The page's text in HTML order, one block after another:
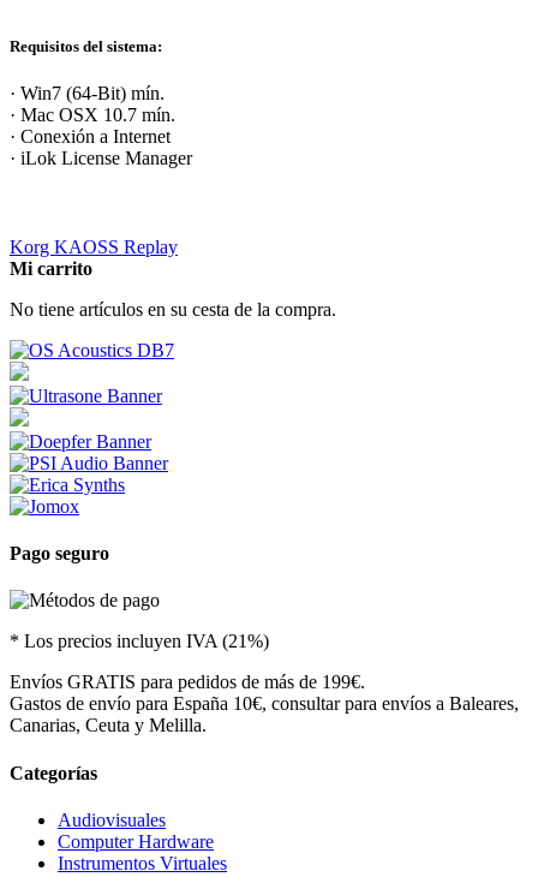
Requisitos del sistema:
· Win7 (64-Bit) mín.
· Mac OSX 10.7 mín.
· Conexión a Internet
· iLok License Manager
Korg KAOSS Replay
Mi carrito
No tiene artículos en su cesta de la compra.
Pago seguro
* Los precios incluyen IVA (21%)
Envíos GRATIS para pedidos de más de 199€.
Gastos de envío para España 10€, consultar para envíos a Baleares,
Canarias, Ceuta y Melilla.
Categorías
Audiovisuales
Computer Hardware
Instrumentos Virtuales